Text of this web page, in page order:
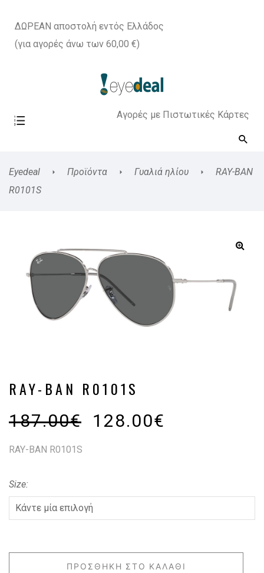
ΔΩΡΕΑΝ αποστολή εντός Ελλάδος
(για αγορές άνω των 60,00 €)
Αγορές με Πιστωτικές Κάρτες
Eyedeal Προϊόντα Γυαλιά ηλίου
RAY-BAN
R0101S
RAY-BAN R0101S
187.00€ 128.00€
RAY-BAN R0101S
Size
ΠΡΟΣΘΉΚΗ ΣΤΟ ΚΑΛΆΘΙ